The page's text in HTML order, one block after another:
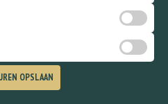
OPSLAAN